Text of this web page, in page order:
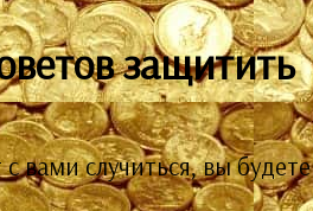
защитить
вами случиться, вы будете